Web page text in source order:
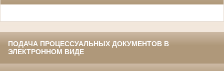
ПОДАЧА ПРОЦЕССУАЛЬНЫХ ДОКУМЕНТОВ В
ЭЛЕКТРОННОМ ВИДЕ